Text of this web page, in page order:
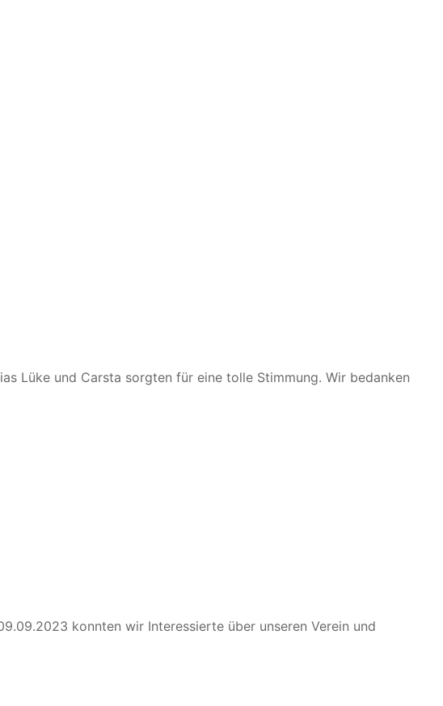
Lüke und Carsta sorgten für eine tolle Stimmung. Wir bedanken
konnten wir Interessierte über unseren Verein und